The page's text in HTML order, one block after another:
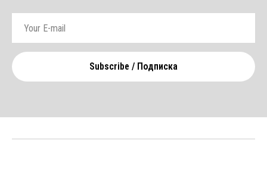
Subscribe / Подписка